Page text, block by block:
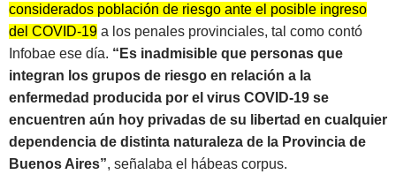
considerados población de riesgo ante el posible ingreso
del COVID-19 a los penales provinciales, tal como contó
Infobae ese día. “Es inadmisible que personas que
integran los grupos de riesgo en relación a la
enfermedad producida por el virus COVID-19 se
encuentren aún hoy privadas de su libertad en cualquier
dependencia de distinta naturaleza de la Provincia de
Buenos Aires”, señalaba el hábeas corpus.